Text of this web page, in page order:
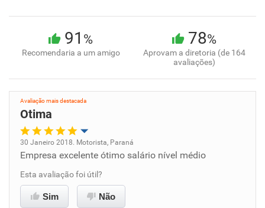
91 %
Recomendaria a um amigo
78%
Aprovam a diretoria (de 164
avaliações)
Avaliação mais destacada
Otima
Oportunidade de promoção
Ambiente de trabalho
30 Janeiro 2018. Motorista, Paraná
Empresa excelente ótimo salário nível médio
Esta avaliação foi útil?
Sim Não